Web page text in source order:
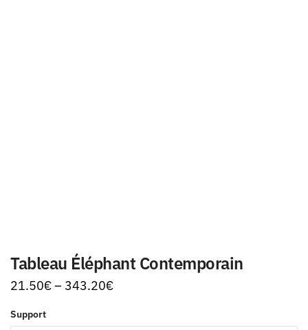
Tableau Éléphant Contemporain
21.50€– 343.20€
Support